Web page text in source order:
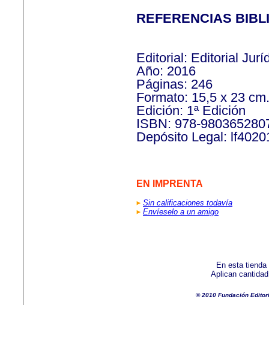
REFERENCIAS
Editorial: Editorial
Año: 2016
Páginas: 246
Formato: 15,5 x 23
Edición: 1ª Edición
ISBN: 978-
Depósito Legal:
EN IMPRENTA
Sin calificaciones todavía
Envíeselo a un amigo
En esta
Aplican
© 2010 Fundación